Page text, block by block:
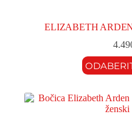
ELIZABETH ARDEN